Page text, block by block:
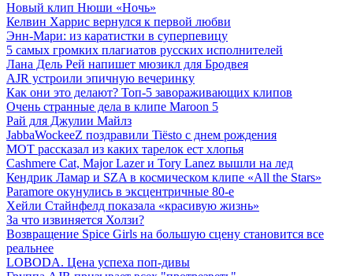
Новый клип Нюши «Ночь»
Келвин Харрис вернулся к первой любви
Энн-Мари: из каратистки в суперпевицу
5 самых громких плагиатов русских исполнителей
Лана Дель Рей напишет мюзикл для Бродвея
AJR устроили эпичную вечеринку
Как они это делают? Топ-5 завораживающих клипов
Очень странные дела в клипе Maroon 5
Рай для Джулии Майлз
JabbaWockeeZ поздравили Tiësto с днем рождения
МОТ рассказал из каких тарелок ест хлопья
Cashmere Cat, Major Lazer и Tory Lanez вышли на лед
Кендрик Ламар и SZA в космическом клипе «All the Stars»
Paramore окунулись в эксцентричные 80-е
Хейли Стайнфелд показала «красивую жизнь»
За что извиняется Холзи?
Возвращение Spice Girls на большую сцену становится все
реальнее
LOBODA. Цена успеха поп-дивы